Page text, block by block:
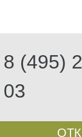
8 (495)
03